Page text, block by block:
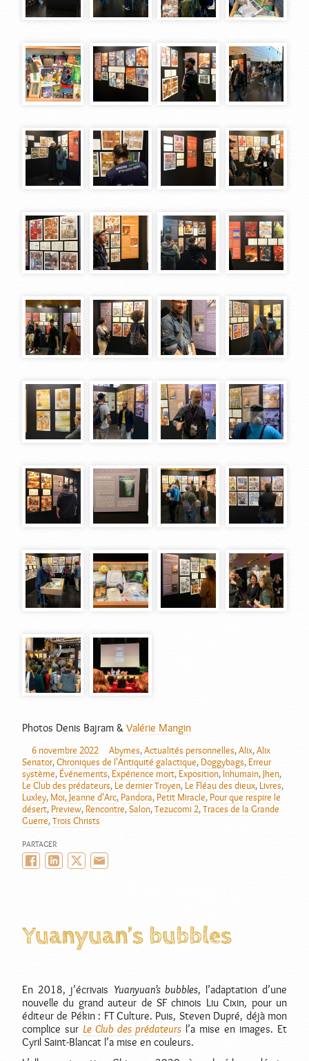
Photos Denis Bajram &Valérie Mangin
AUTEUR
PUBLIÉ
LE
6 novembre 2022 CATÉGORIES
Abymes,Actualités personnelles,Alix,Alix
Senator,Chroniques de l'Antiquité galactique, Doggybags, Erreur
système, Événements, Expérience mort, Exposition, Inhumain, Jhen,
Le Club des prédateurs, Le dernier Troyen, Le Fléau des dieux, Livres,
Luxley, Moi, Jeanne d'Arc, Pandora, Petit Miracle, Pour que respire le
désert, Preview, Rencontre,Salon,Tezucomi 2,Traces de la Grande
Guerre,Trois Christs
PARTAGER
FacebookLinkedInTwitter/X
Yuanyuan’s bubbles
En 2018, j’écrivais Yuanyuan’s bubbles, l’adaptation d’une
nouvelle du grand auteur de SF chinois Liu Cixin, pour un
éditeur de Pékin : FT Culture. Puis, Steven Dupré, déjà mon
complice sur Le Club des prédateurs l’a mise en images. Et
Cyril Saint-Blancat l’a mise en couleurs.